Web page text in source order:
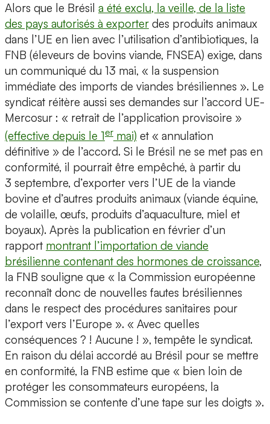
Alors que le Brésil a été exclu, la veille, de la liste
des pays autorisés à exporter des produits animaux
dans l’UE en lien avec l’utilisation d’antibiotiques, la
FNB (éleveurs de bovins viande, FNSEA) exige, dans
un communiqué du 13 mai, « la suspension
immédiate des imports de viandes brésiliennes ». Le
syndicat réitère aussi ses demandes sur l’accord UE-
Mercosur : « retrait de l’application provisoire »
(effective depuis le 1er mai) et « annulation
définitive » de l’accord. Si le Brésil ne se met pas en
conformité, il pourrait être empêché, à partir du
3 septembre, d’exporter vers l’UE de la viande
bovine et d’autres produits animaux (viande équine,
de volaille, œufs, produits d’aquaculture, miel et
boyaux). Après la publication en février d’un
rapport montrant l’importation de viande
brésilienne contenant des hormones de croissance,
la FNB souligne que « la Commission européenne
reconnaît donc de nouvelles fautes brésiliennes
dans le respect des procédures sanitaires pour
l’export vers l’Europe ». « Avec quelles
conséquences ? ! Aucune ! », tempête le syndicat.
En raison du délai accordé au Brésil pour se mettre
en conformité, la FNB estime que « bien loin de
protéger les consommateurs européens, la
Commission se contente d’une tape sur les doigts ».